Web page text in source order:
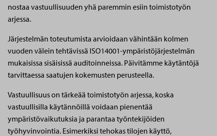
nostaa vastuullisuuden yhä paremmin esiin toimistotyön
arjessa.
Järjestelmän toteutumista arvioidaan vähintään kolmen
vuoden välein tehtävissä ISO14001-ympäristöjärjestelmän
mukaisissa sisäisissä auditoinneissa. Päivitämme käytäntöjä
tarvittaessa saatujen kokemusten perusteella.
Vastuullisuus on tärkeää toimistotyön arjessa, koska
vastuullisilla käytännöillä voidaan pienentää
ympäristövaikutuksia ja parantaa työntekijöiden
työhyvinvointia. Esimerkiksi tehokas tilojen käyttö,